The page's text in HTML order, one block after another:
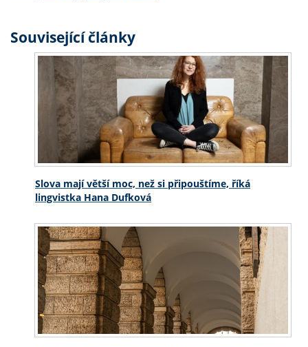
Související články
Slova mají větší moc, než si připouštíme, říká
lingvistka Hana Dufková